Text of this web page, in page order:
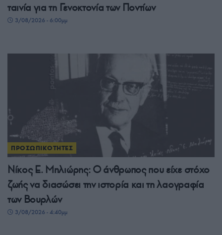
ταινία για τη Γενοκτονία των Ποντίων
3/08/2026 - 6:00μμ
ΠΡΟΣΩΠΙΚΟΤΗΤΕΣ
Νίκος Ε. Μηλιώρης: Ο άνθρωπος που είχε στόχο
ζωής να διασώσει την ιστορία και τη λαογραφία
των Βουρλών
3/08/2026 - 4:40μμ